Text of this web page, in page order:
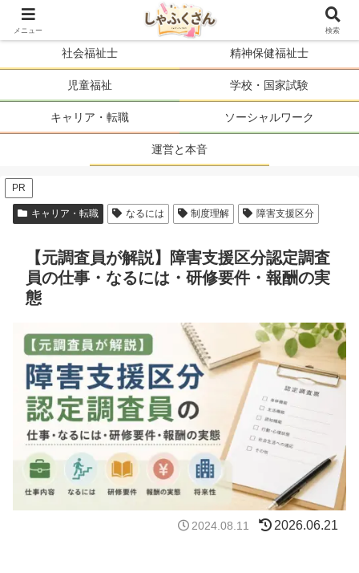
ソーシャルワーカーの人生を、まるごと支える。
社会福祉士 精神保健福祉士
児童福祉 学校・国家試験
キャリア・転職 ソーシャルワーク
運営と本音
PR
キャリア・転職 なるには 制度理解 障害支援区分
【元調査員が解説】障害支援区分認定調査
員の仕事・なるには・研修要件・報酬の実
態
2024.08.11 2026.06.21
メニュー 検索